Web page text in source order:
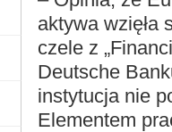
aktywa wzięła
czele z
Deutsche
instytucja nie
Elementem